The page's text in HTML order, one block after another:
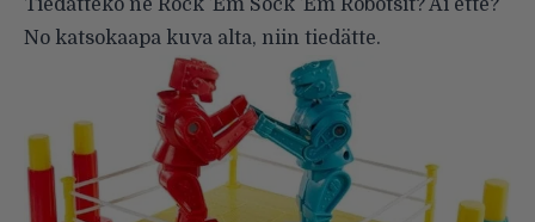
Tiedättekö ne Rock ’Em Sock ’Em Robotsit? Ai ette?
No katsokaapa kuva alta, niin tiedätte.